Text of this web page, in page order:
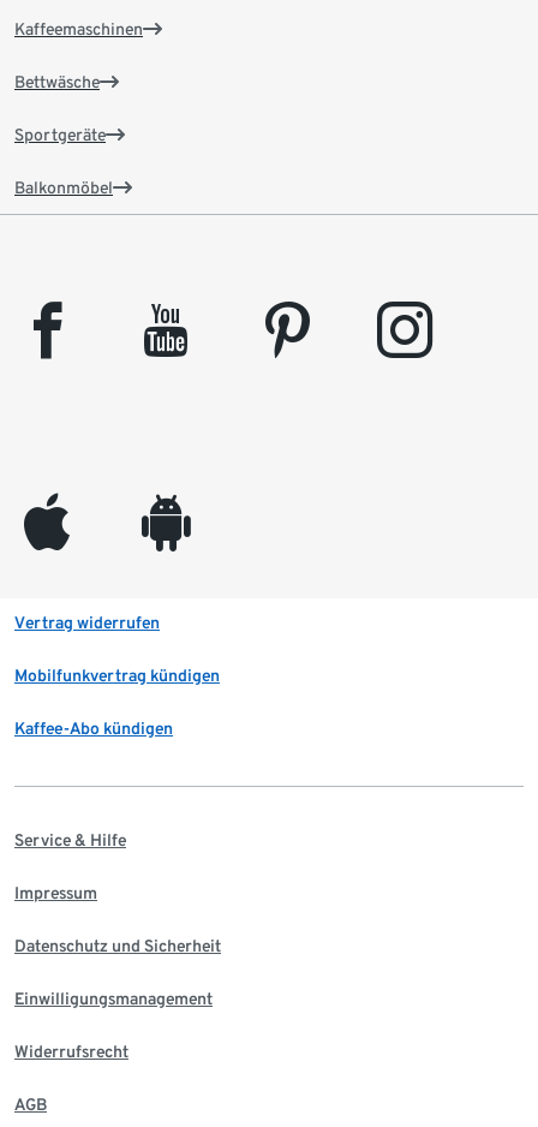
Kaffeemaschinen
Bettwäsche
Sportgeräte
Balkonmöbel
facebook youtube pinterest instagram
appleinc android
Vertrag widerrufen
Mobilfunkvertrag kündigen
Kaffee-Abo kündigen
Service & Hilfe
Impressum
Datenschutz und Sicherheit
Einwilligungsmanagement
Widerrufsrecht
AGB